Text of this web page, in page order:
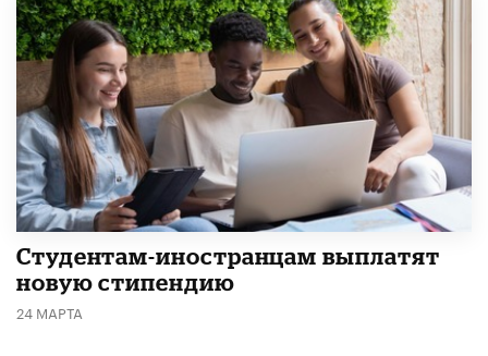
Студентам-иностранцам выплатят
новую стипендию
24 МАРТА